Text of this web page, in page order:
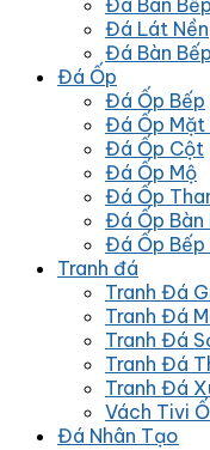
Đá Bàn Bếp
Đá Lát Nền
Đá Bàn
Đá Ốp
Đá Ốp Bếp
Đá Ốp Mặt
Đá Ốp Cột
Đá Ốp Mộ
Đá Ốp
Đá Ốp Bàn
Đá Ốp Bếp
Tranh đá
Tranh Đá
Tranh Đá
Tranh Đá
Tranh Đá
Tranh Đá
Vách Tivi
Đá Nhân Tạo